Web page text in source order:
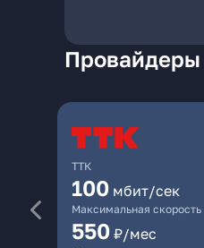
Провайдеры
ТТК
100 мбит/сек
Максимальная скорость
550 ₽/мес